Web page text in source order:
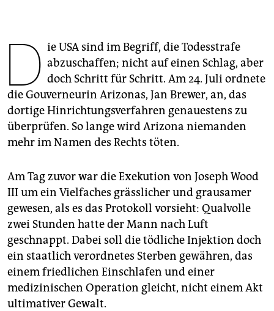
unterstützen
genossenschaft
epaper login
D ie USA sind im Begriff, die Todesstrafe
abzuschaffen; nicht auf einen Schlag, aber
doch Schritt für Schritt. Am 24. Juli ordnete
die Gouverneurin Arizonas, Jan Brewer, an, das
dortige Hinrichtungsverfahren genauestens zu
überprüfen. So lange wird Arizona niemanden
mehr im Namen des Rechts töten.
Am Tag zuvor war die Exekution von Joseph Wood
III um ein Vielfaches grässlicher und grausamer
gewesen, als es das Protokoll vorsieht: Qualvolle
zwei Stunden hatte der Mann nach Luft
geschnappt. Dabei soll die tödliche Injektion doch
ein staatlich verordnetes Sterben gewähren, das
einem friedlichen Einschlafen und einer
medizinischen Operation gleicht, nicht einem Akt
ultimativer Gewalt.